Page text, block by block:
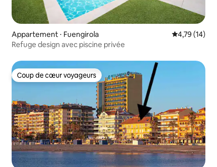
Appartement ⋅ Fuengirola Évaluation
4,79 (14)
Refuge design avec piscine privée
Coup de cœur voyageurs
Coup de cœur voyageurs